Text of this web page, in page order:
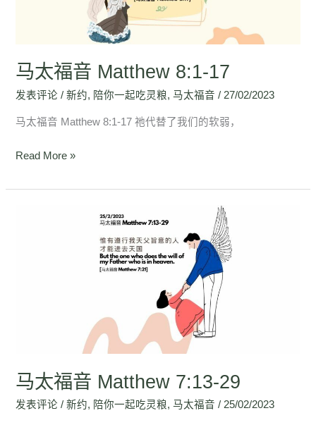
马太福音 Matthew 8:1-17
发表评论 /新约, 陪你一起吃灵粮,马太福音 / 27/02/2023
马太福音 Matthew 8:1-17 祂代替了我们的软弱，
Read More »
马太福音 Matthew 7:13-29
发表评论 /新约, 陪你一起吃灵粮,马太福音 / 25/02/2023